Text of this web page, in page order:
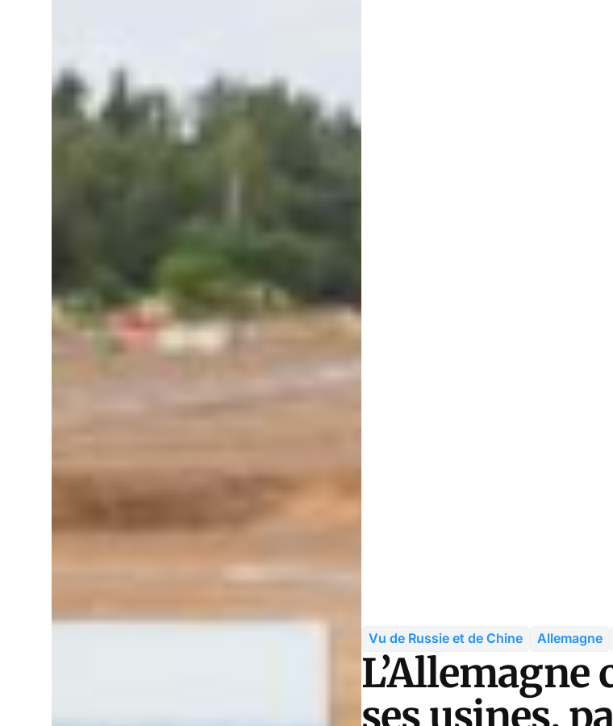
Vu de Russie et de Chine Allemagne
ses usines,